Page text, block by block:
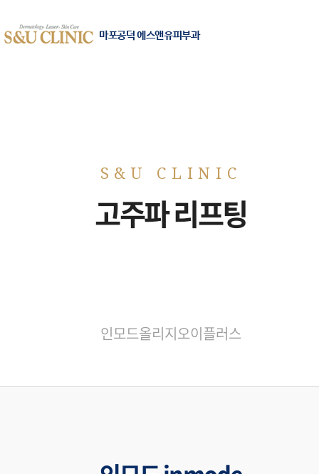
마포공덕 에스앤유피부과
고주파 리프팅
인모드올리지오이플러스